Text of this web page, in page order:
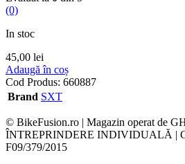
(0)
In stoc
45,00 lei
Adaugă în coș
Cod Produs: 660887
Brand SXT
© BikeFusion.ro | Magazin operat de
ÎNTREPRINDERE INDIVIDUALĂ |
F09/379/2015